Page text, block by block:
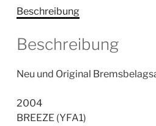
Beschreibung
Beschreibung
Neu und Original
2004
BREEZE (YFA1)